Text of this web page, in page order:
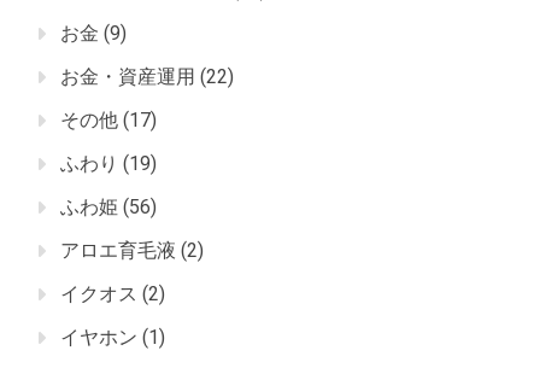
お金 (9)
お金・資産運用 (22)
その他 (17)
ふわり (19)
ふわ姫 (56)
アロエ育毛液 (2)
イクオス (2)
イヤホン (1)